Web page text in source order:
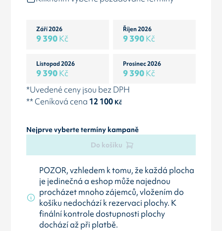
Září 2026
9 390Kč
Říjen 2026
9 390Kč
Listopad 2026
9 390Kč
Prosinec 2026
9 390Kč
*Uvedené ceny jsou bez DPH
** Ceníková cena 12 100Kč
Nejprve vyberte termíny kampaně
Do košíku
POZOR, vzhledem k tomu, že každá plocha
je jedinečná a eshop může najednou
procházet mnoho zájemců, vložením do
košíku nedochází k rezervaci plochy. K
finální kontrole dostupnosti plochy
dochází až při platbě.